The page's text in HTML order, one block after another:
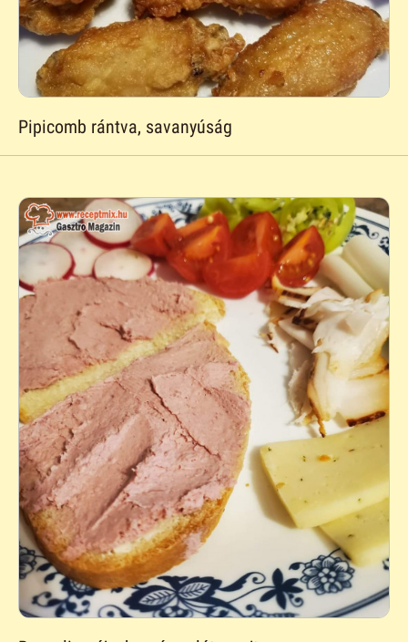
Pipicomb rántva, savanyúság